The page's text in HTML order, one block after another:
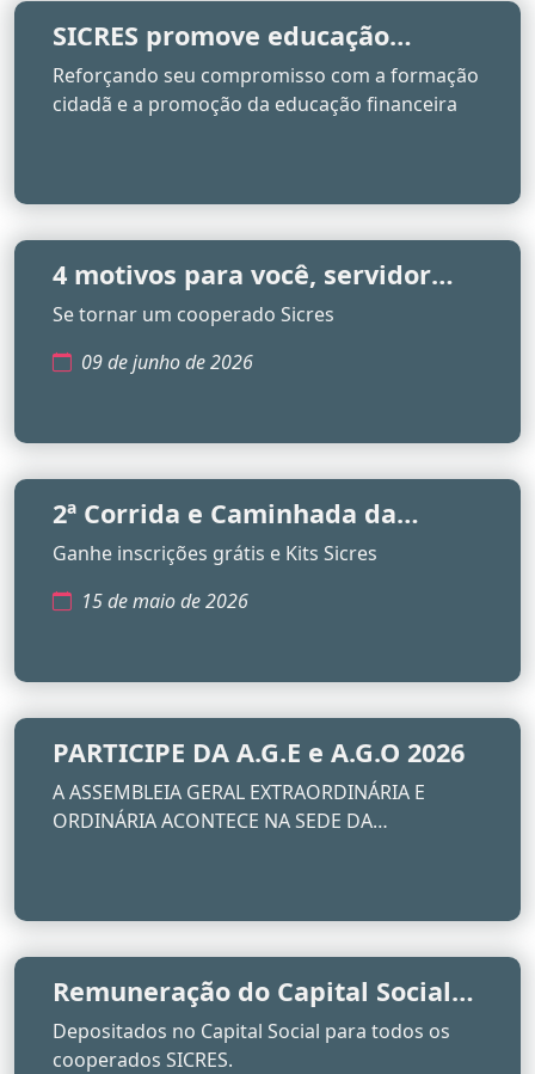
SICRES promove educação
financeira para jovens em
parceria com o CESAM
Reforçando seu compromisso com a formação
cidadã e a promoção da educação financeira
4 motivos para você, servidor
público
Se tornar um cooperado Sicres
09 de junho de 2026
2ª Corrida e Caminhada da
Cooperação 2026
Ganhe inscrições grátis e Kits Sicres
15 de maio de 2026
PARTICIPE DA A.G.E e A.G.O 2026
A ASSEMBLEIA GERAL EXTRAORDINÁRIA E
ORDINÁRIA ACONTECE NA SEDE DA
Remuneração do Capital Social
de R$320.000,00
Depositados no Capital Social para todos os
cooperados SICRES.